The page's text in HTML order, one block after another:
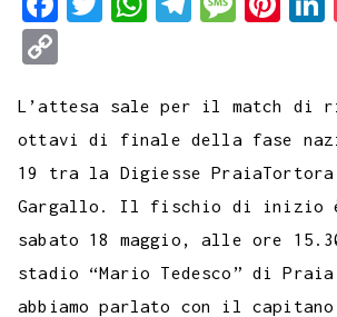
e
b
o
o
k
t
t
e
r
t
s
A
p
p
e
g
r
a
m
s
a
g
e
t
e
r
e
s
t
d
p
y
L
i
n
k
L’attesa sale per il match di
ottavi di finale della fase
19 tra la Digiesse
Gargallo. Il fischio di inizio
sabato 18 maggio, alle ore
stadio “Mario Tedesco” di Praia
abbiamo parlato con il capitano